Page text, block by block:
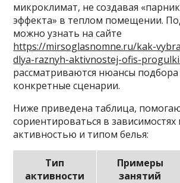
микроклимат, не создавая
эффекта» в теплом помещении.
можно узнать на сайте
https://mirsoglasnomne.ru/kak-
dlya-raznyh-aktivnostej-ofis-
рассматриваются нюансы
конкретные сценарии.
Ниже приведена таблица,
сориентироваться в
активностью и типом белья:
Тип
активности
Примеры
занятий